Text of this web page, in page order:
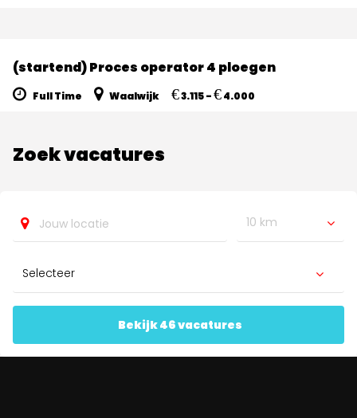
(startend) Proces operator 4 ploegen
Full Time Waalwijk €3.115 -€4.000
Zoek vacatures
10 km
Bekijk 46 vacatures